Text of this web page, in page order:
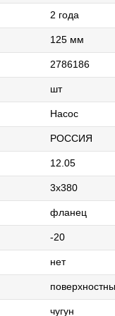
2 года
125 мм
2786186
шт
Насос
РОССИЯ
12.05
3х380
фланец
-20
нет
чугун